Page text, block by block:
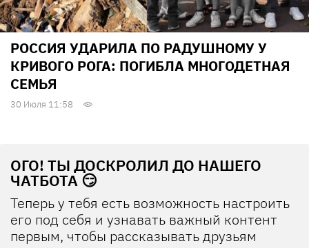
РОССИЯ УДАРИЛА ПО РАДУШНОМУ У
КРИВОГО РОГА: ПОГИБЛА МНОГОДЕТНАЯ
СЕМЬЯ
30 Июля 11:58
ОГО! ТЫ ДОСКРОЛИЛ ДО НАШЕГО
ЧАТБОТА 😏
Теперь у тебя есть возможность настроить
его под себя и узнавать важный контент
первым, чтобы рассказывать друзьям